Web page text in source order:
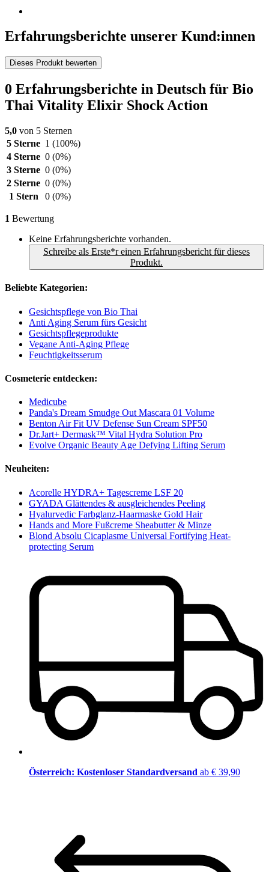
Erfahrungsberichte unserer Kund:innen
Dieses Produkt bewerten
0 Erfahrungsberichte in Deutsch für Bio
Thai Vitality Elixir Shock Action
5,0 von 5 Sternen
5 Sterne 1 (100%)
4 Sterne 0 (0%)
3 Sterne 0 (0%)
2 Sterne 0 (0%)
1 Stern
0 (0%)
1 Bewertung
Keine Erfahrungsberichte vorhanden.
Schreibe als Erste*r einen Erfahrungsbericht für dieses
Produkt.
Beliebte Kategorien:
Gesichtspflege von Bio Thai
Anti Aging Serum fürs Gesicht
Gesichtspflegeprodukte
Vegane Anti-Aging Pflege
Feuchtigkeitsserum
Cosmeterie entdecken:
Medicube
Panda's Dream Smudge Out Mascara 01 Volume
Benton Air Fit UV Defense Sun Cream SPF50
Dr.Jart+ Dermask™ Vital Hydra Solution Pro
Evolve Organic Beauty Age Defying Lifting Serum
Neuheiten:
Acorelle HYDRA+ Tagescreme LSF 20
GYADA Glättendes & ausgleichendes Peeling
Hyalurvedic Farbglanz-Haarmaske Gold Hair
Hands and More Fußcreme Sheabutter & Minze
Blond Absolu Cicaplasme Universal Fortifying Heat-
protecting Serum
Österreich: Kostenloser Standardversand ab € 39,90